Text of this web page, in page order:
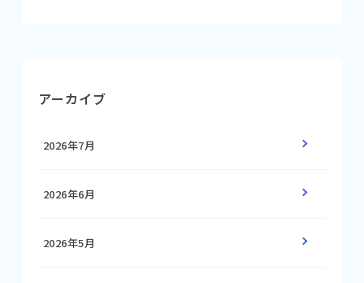
アーカイブ
2026年7月
2026年6月
2026年5月